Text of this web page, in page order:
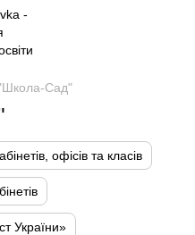
"Школа-Сад"
офісів та класів
України»